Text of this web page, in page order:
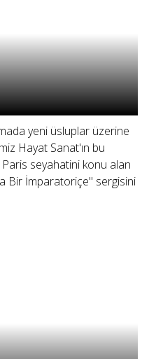
yeni üsluplar üzerine
Hayat Sanat'ın bu
seyahatini konu alan
Bir İmparatoriçe" sergisini